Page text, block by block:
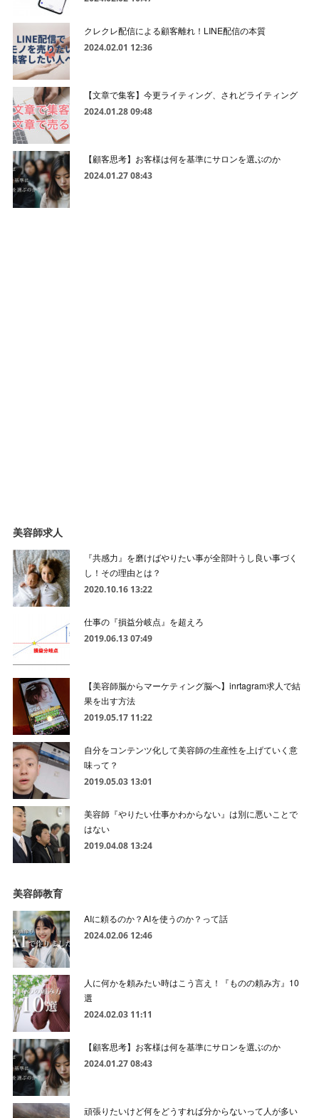
クレクレ配信による顧客離れ！LINE配信の本質
2024.02.01 12:36
【文章で集客】今更ライティング、されどライティング
2024.01.28 09:48
【顧客思考】お客様は何を基準にサロンを選ぶのか
2024.01.27 08:43
美容師求人
『共感力』を磨けばやりたい事が全部叶うし良い事づく
し！その理由とは？
2020.10.16 13:22
仕事の『損益分岐点』を超えろ
2019.06.13 07:49
【美容師脳からマーケティング脳へ】inrtagram求人で結
果を出す方法
2019.05.17 11:22
自分をコンテンツ化して美容師の生産性を上げていく意
味って？
2019.05.03 13:01
美容師『やりたい仕事かわからない』は別に悪いことで
はない
2019.04.08 13:24
美容師教育
AIに頼るのか？AIを使うのか？って話
2024.02.06 12:46
人に何かを頼みたい時はこう言え！『ものの頼み方』10
選
2024.02.03 11:11
【顧客思考】お客様は何を基準にサロンを選ぶのか
2024.01.27 08:43
頑張りたいけど何をどうすれば分からないって人が多い